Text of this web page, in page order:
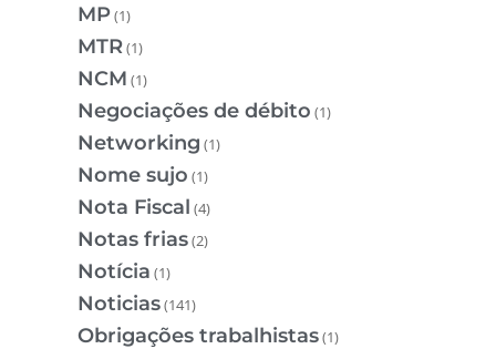
MP(1)
MTR(1)
NCM (1)
Negociações de débito (1)
Networking (1)
Nome sujo (1)
Nota Fiscal (4)
Notas frias(2)
Notícia (1)
Noticias(141)
Obrigações trabalhistas(1)